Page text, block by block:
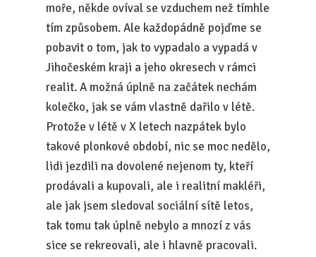
moře, někde ovíval se vzduchem než tímhle
tím způsobem. Ale každopádně pojďme se
pobavit o tom, jak to vypadalo a vypadá v
Jihočeském kraji a jeho okresech v rámci
realit. A možná úplně na začátek nechám
kolečko, jak se vám vlastně dařilo v létě.
Protože v létě v X letech nazpátek bylo
takové plonkové období, nic se moc nedělo,
lidi jezdili na dovolené nejenom ty, kteří
prodávali a kupovali, ale i realitní makléři,
ale jak jsem sledoval sociální sítě letos,
tak tomu tak úplně nebylo a mnozí z vás
sice se rekreovali, ale i hlavně pracovali.